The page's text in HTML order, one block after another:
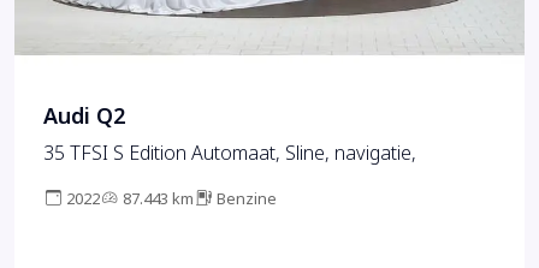
Audi Q2
35 TFSI S Edition Automaat, Sline, navigatie,
2022 87.443 km Benzine